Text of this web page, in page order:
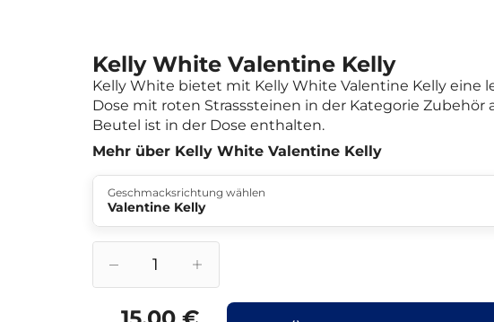
Kelly White Valentine Kelly
Kelly White bietet mit Kelly White Valentine Kelly eine
Dose mit roten Strasssteinen in der Kategorie Zubehör
Beutel ist in der Dose enthalten.
Mehr über Kelly White Valentine Kelly
Geschmacksrichtung wählen
Valentine Kelly